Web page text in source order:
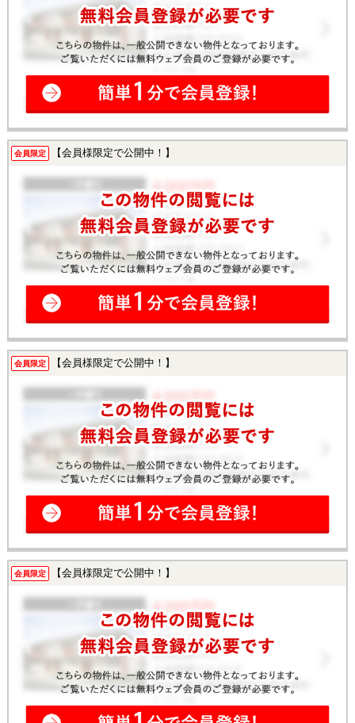
会員限定 【会員様限定で公開中！】
会員限定 【会員様限定で公開中！】
会員限定 【会員様限定で公開中！】